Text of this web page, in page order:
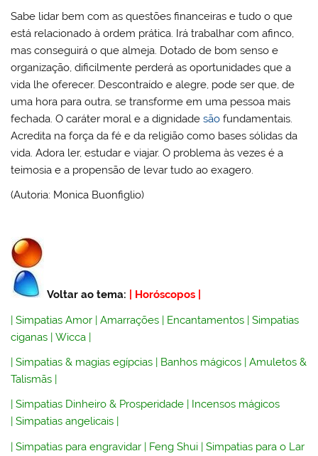
Sabe lidar bem com as questões financeiras e tudo o que
está relacionado à ordem prática. Irá trabalhar com afinco,
mas conseguirá o que almeja. Dotado de bom senso e
organização, dificilmente perderá as oportunidades que a
vida lhe oferecer. Descontraído e alegre, pode ser que, de
uma hora para outra, se transforme em uma pessoa mais
fechada. O caráter moral e a dignidadesão fundamentais.
Acredita na força da fé e da religião como bases sólidas da
vida. Adora ler, estudar e viajar. O problema às vezes é a
teimosia e a propensão de levar tudo ao exagero.
(Autoria: Monica Buonfiglio)
Voltar ao tema: Horóscopos
|Simpatias Amor |Amarrações | Encantamentos |Simpatias
ciganas |Wicca |
|Simpatias & magias egípcias | Banhos mágicos |Amuletos &
Talismãs |
|Simpatias Dinheiro & Prosperidade | Incensos mágicos
|Simpatias angelicais |
|Simpatias para engravidar | Feng Shui |Simpatias para o Lar